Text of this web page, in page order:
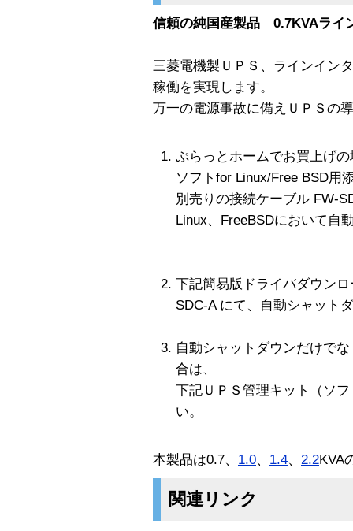
信頼の純国産製品 0.7KVAライ
三菱電機製ＵＰＳ、ラインイン
稼働を実現します。
万一の電源事故に備えＵＰＳの
ぷらっとホームでお買上げ
ソフトfor Linux/Free BSD用
別売りの接続ケーブル FW-
Linux、FreeBSDにおいて自
下記簡易版ドライバダウン
SDC-A にて、自動シャット
自動シャットダウンだけで
合は、
下記ＵＰＳ管理キット（ソ
い。
本製品は0.7、 1.0、 1.4、 2.2KVA
関連リンク